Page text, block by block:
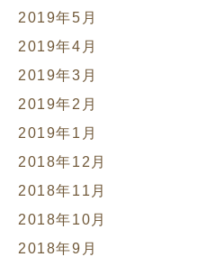
2019年5月
2019年4月
2019年3月
2019年2月
2019年1月
2018年12月
2018年11月
2018年10月
2018年9月